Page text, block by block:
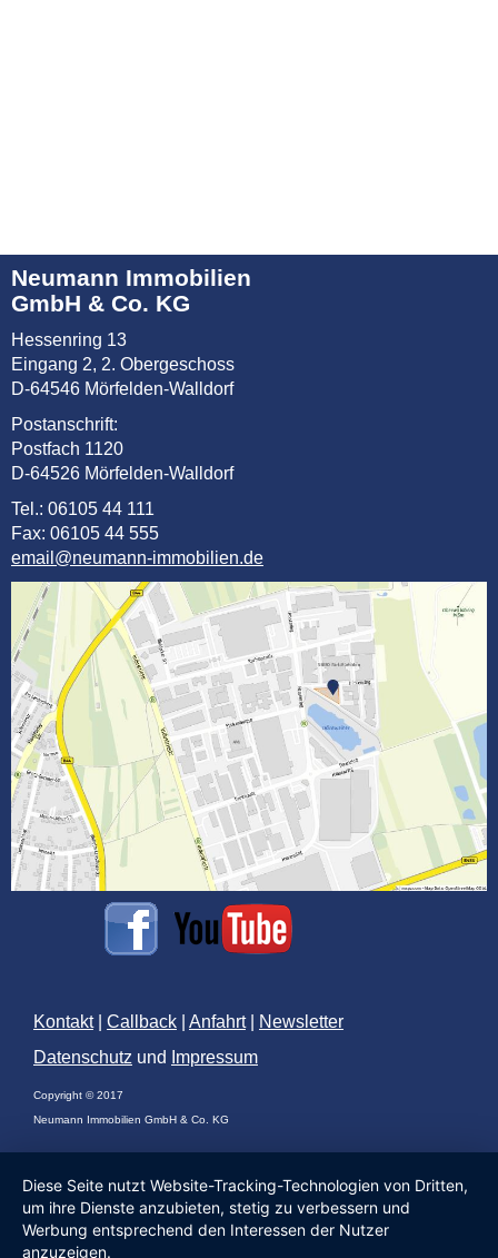
Neumann Immobilien
GmbH & Co. KG
Hessenring 13
Eingang 2, 2. Obergeschoss
D-64546 Mörfelden-Walldorf
Postanschrift:
Postfach 1120
D-64526 Mörfelden-Walldorf
Tel.: 06105 44 111
Fax: 06105 44 555
email@neumann-immobilien.de
Kontakt| Callback Anfahrt|
Newsletter
Datenschutz und Impressum
Copyright © 2017
Neumann Immobilien GmbH & Co. KG
Diese Seite nutzt Website-Tracking-Technologien von Dritten,
um ihre Dienste anzubieten, stetig zu verbessern und
Werbung entsprechend den Interessen der Nutzer
anzuzeigen.